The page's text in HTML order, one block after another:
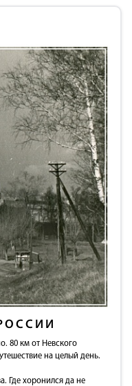
80 км от Невского
на целый день.
Где хоронился да не